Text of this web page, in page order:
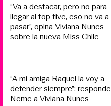
“Va a destacar, pero no para
llegar al top five, eso no va a
pasar”, opina Viviana Nunes
sobre la nueva Miss Chile
“A mi amiga Raquel la voy a
defender siempre”: responde
Neme a Viviana Nunes